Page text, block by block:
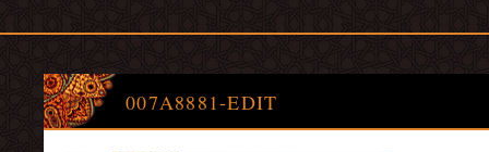
007A8881-EDIT